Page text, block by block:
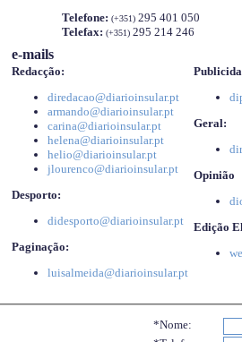
Telefone: (+351) 295 401 050
Telefax: (+351) 295 214 246
e-mails
Redacção:
diredacao@diarioinsular.pt
armando@diarioinsular.pt
carina@diarioinsular.pt
helena@diarioinsular.pt
helio@diarioinsular.pt
jlourenco@diarioinsular.pt
Desporto:
didesporto@diarioinsular.pt
Paginação:
luisalmeida@diarioinsular.pt
Geral:
Opinião
Edição
*Nome: